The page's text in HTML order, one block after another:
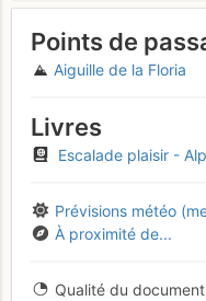
Points de
Aiguille de la Floria
Livres
Escalade plaisir -
Prévisions météo
À proximité de...
Qualité du document